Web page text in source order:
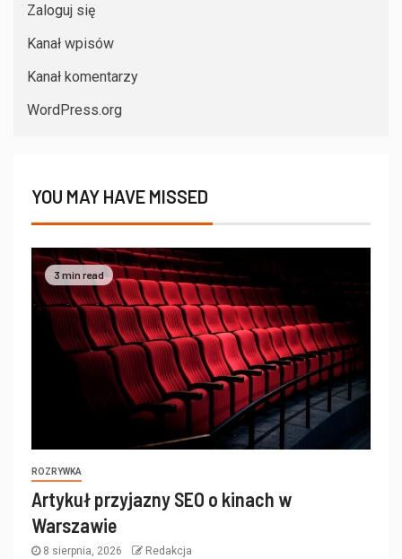
Zaloguj się
Kanał wpisów
Kanał komentarzy
WordPress.org
YOU MAY HAVE MISSED
3 min read
ROZRYWKA
Artykuł przyjazny SEO o kinach w
Warszawie
8 sierpnia, 2026 Redakcja